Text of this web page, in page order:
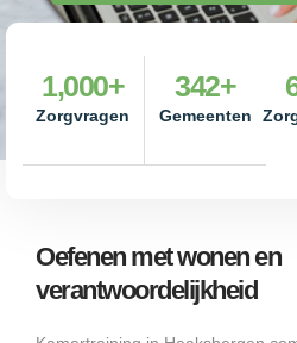
Zorgvragen
1,000+
Gemeenten
342+
Oefenen met wonen en
verantwoordelijkheid